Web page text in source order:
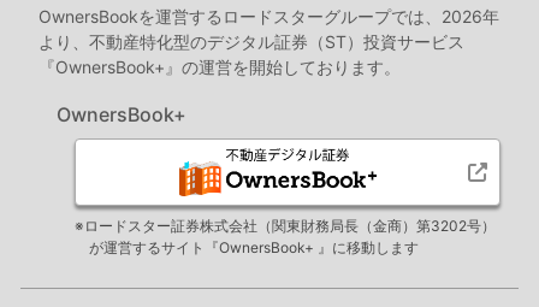
OwnersBookを運営するロードスターグループでは、2026年
より、不動産特化型のデジタル証券（ST）投資サービス
『OwnersBook+』の運営を開始しております。
OwnersBook+
※ロードスター証券株式会社（関東財務局長（金商）第3202号）
が運営するサイト『OwnersBook+ 』に移動します